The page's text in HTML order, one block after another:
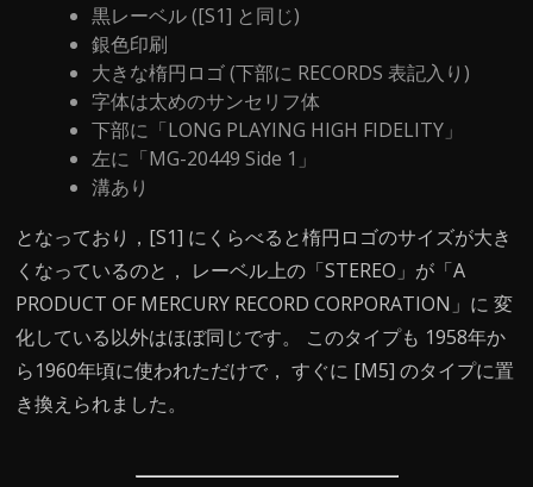
黒レーベル ([S1] と同じ)
銀色印刷
大きな楕円ロゴ (下部に RECORDS 表記入り)
字体は太めのサンセリフ体
下部に「LONG PLAYING HIGH FIDELITY」
左に「MG-20449 Side 1」
溝あり
となっており，[S1] にくらべると楕円ロゴのサイズが大き
くなっているのと， レーベル上の「STEREO」が「A
PRODUCT OF MERCURY RECORD CORPORATION」に 変
化している以外はほぼ同じです。 このタイプも 1958年か
ら1960年頃に使われただけで， すぐに [M5] のタイプに置
き換えられました。